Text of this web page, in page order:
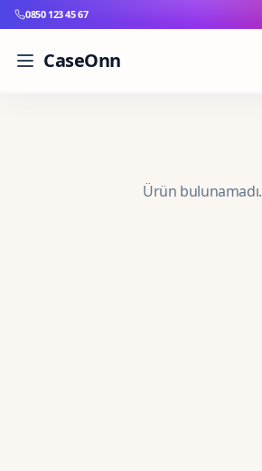
0850 123 45 67
CaseOnn
Ürün bulunamadı.